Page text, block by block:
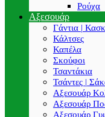
Ρούχα
Αξεσουάρ
Γάντια |
Κάλτσες
Καπέλα
Σκούφοι
Τσαντάκια
Τσάντες |
Αξεσουάρ
Αξεσουάρ
Αξεσουάρ